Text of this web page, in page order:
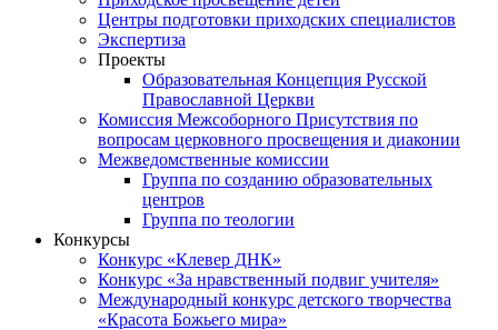
Центры подготовки приходских специалистов
Экспертиза
Проекты
Образовательная Концепция Русской
Православной Церкви
Комиссия Межсоборного Присутствия по
вопросам церковного просвещения и диаконии
Межведомственные комиссии
Группа по созданию образовательных
центров
Группа по теологии
Конкурсы
Конкурс «Клевер ДНК»
Конкурс «За нравственный подвиг учителя»
Международный конкурс детского творчества
«Красота Божьего мира»